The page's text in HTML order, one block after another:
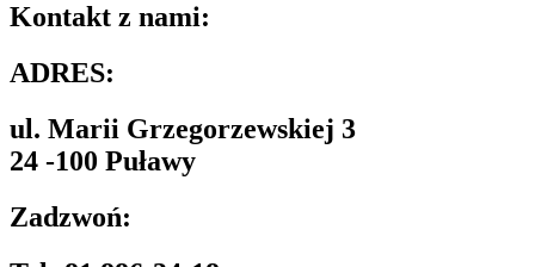
Kontakt z nami:
ADRES:
ul. Marii Grzegorzewskiej 3
24 -100 Puławy
Zadzwoń: